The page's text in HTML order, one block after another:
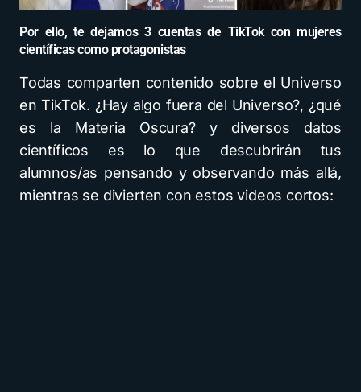
Por ello, te dejamos 3 cuentas de TikTok con mujeres
científicas como protagonistas
Todas comparten contenido sobre el Universo
en TikTok. ¿Hay algo fuera del Universo?, ¿qué
es la Materia Oscura? y diversos datos
científicos es lo que descubrirán tus
alumnos/as pensando y observando más allá,
mientras se divierten con estos videos cortos: